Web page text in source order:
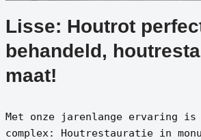
Lisse: Houtrot
behandeld,
maat!
Met onze jarenlange ervaring
complex: Houtrestauratie in